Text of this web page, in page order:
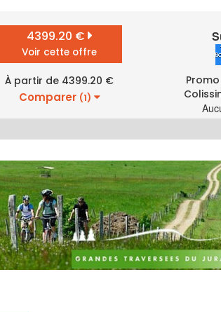
4399.20 €
Voir cette offre
À partir de 4399.20 €
Comparer (1)
Promo